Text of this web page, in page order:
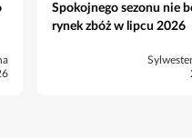
Spokojnego sezonu nie
rynek zbóż w lipcu 2026